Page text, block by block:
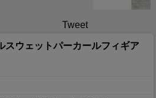
Tweet
スウェットパーカールフィギア